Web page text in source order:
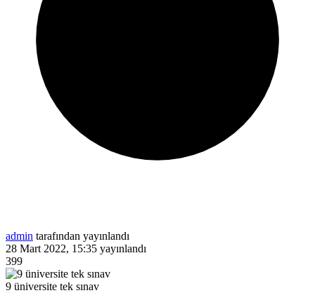
admin tarafından yayınlandı
28 Mart 2022, 15:35 yayınlandı
399
9 üniversite tek sınav